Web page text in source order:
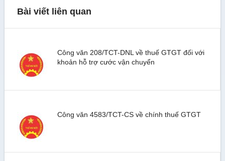
Bài viết liên quan
Công văn 208/TCT-DNL về thuế GTGT đối với
khoản hỗ trợ cước vận chuyển
Công văn 4583/TCT-CS về chính thuế GTGT